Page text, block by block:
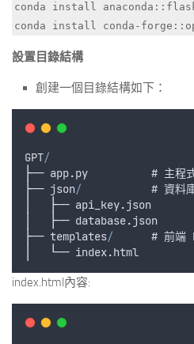
conda install
conda install conda-
設置目錄結構
創建一個目錄結構如下：
GPT/
├── app.py
          #
主程
├── json/
           #
資料
│   ├── api_key.json
│   ├── database.json
├── templates/
      #
前端
│   └── index.html
index.html內容: